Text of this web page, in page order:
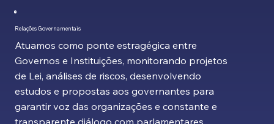
Relações Governamentais
Atuamos como ponte estragégica entre
Governos e Instituições, monitorando projetos
de Lei, análises de riscos, desenvolvendo
estudos e propostas aos governantes para
garantir voz das organizações e constante e